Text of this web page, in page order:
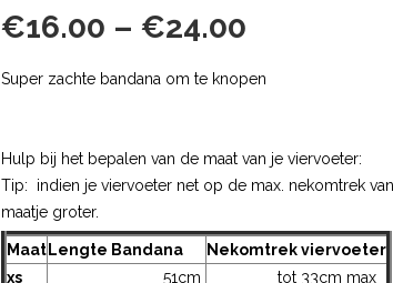
€16.00 –€24.00
Super zachte bandana om te knopen
Hulp bij het bepalen van de maat van je viervoeter:
Tip: indien je viervoeter net op de max. nekomtrek
maatje groter.
Maat Lengte Bandana
Nekomtrek viervoeter
xs
51cm
tot 33cm max